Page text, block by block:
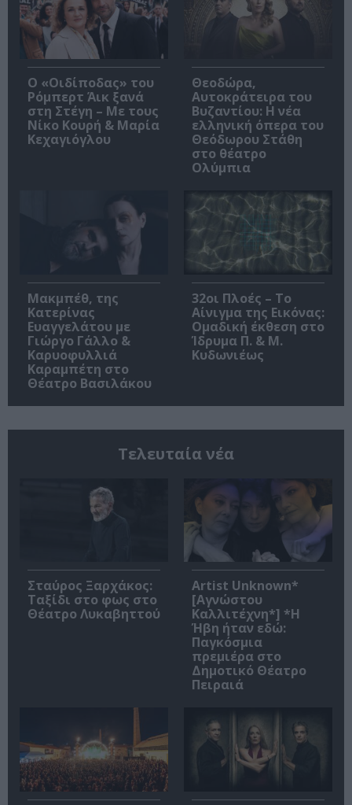
O «Οιδίποδας» του
Ρόμπερτ Άικ ξανά
στη Στέγη – Με τους
Νίκο Κουρή & Μαρία
Κεχαγιόγλου
Θεοδώρα,
Αυτοκράτειρα του
Βυζαντίου: Η νέα
ελληνική όπερα του
Θεόδωρου Στάθη
στο θέατρο
Ολύμπια
Μακμπέθ, της
Κατερίνας
Ευαγγελάτου με
Γιώργο Γάλλο &
Καρυοφυλλιά
Καραμπέτη στο
Θέατρο Βασιλάκου
32οι Πλοές – Το
Αίνιγμα της Εικόνας:
Ομαδική έκθεση στο
Ίδρυμα Π. & Μ.
Κυδωνιέως
Τελευταία νέα
Σταύρος Ξαρχάκος:
Ταξίδι στο φως στο
Θέατρο Λυκαβηττού
Artist Unknown*
[Αγνώστου
Καλλιτέχνη*] *Η
Ήβη ήταν εδώ:
Παγκόσμια
πρεμιέρα στο
Δημοτικό Θέατρο
Πειραιά